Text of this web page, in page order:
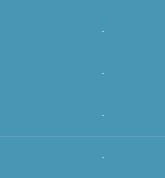
-
-
-
-